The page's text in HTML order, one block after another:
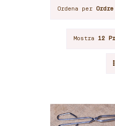
Ordena per
Mostra 12